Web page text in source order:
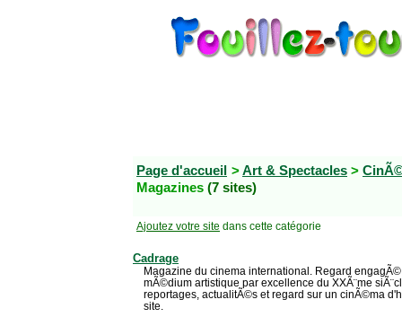
Page d'accueil >Art & Spectacles >
Magazines (7 sites)
Ajoutez votre site dans cette catégorie
Cadrage
Magazine du cinema international. Regard
mÃ©dium artistique par excellence du XXÃ¨me
reportages, actualitÃ©s et regard sur un cinÃ©ma
site.